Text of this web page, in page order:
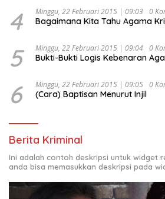
4 Minggu, 22 Februari 2015 | 09:03 0
Bagaimana Kita Tahu Agama
5 Minggu, 22 Februari 2015 | 09:04 0
Bukti-Bukti Logis Kebenaran
6 Minggu, 22 Februari 2015 | 09:05 0
(Cara) Baptisan Menurut Injil
Berita Kriminal
Ini adalah contoh deskripsi untuk widget
anda bisa memasukkan deskripsi pada